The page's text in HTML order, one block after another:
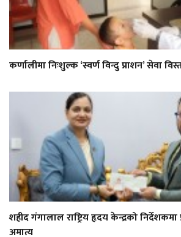
कर्णालीमा निःशुल्क ‘स्वर्ण विन्दु प्राशन’ सेवा
शहीद गंगालाल राष्ट्रिय हृदय केन्द्रको
अमात्य